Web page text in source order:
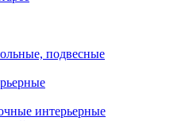
подвесные
интерьерные